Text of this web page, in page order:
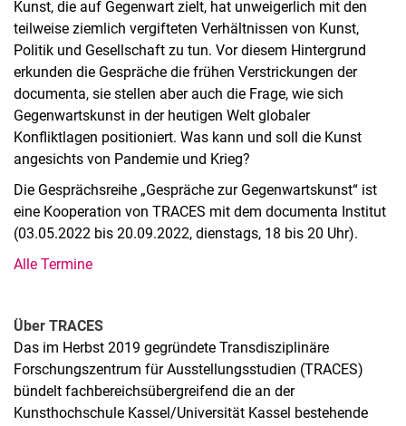
Kunst, die auf Gegenwart zielt, hat unweigerlich mit den
teilweise ziemlich vergifteten Verhältnissen von Kunst,
Politik und Gesellschaft zu tun. Vor diesem Hintergrund
erkunden die Gespräche die frühen Verstrickungen der
documenta, sie stellen aber auch die Frage, wie sich
Gegenwartskunst in der heutigen Welt globaler
Konfliktlagen positioniert. Was kann und soll die Kunst
angesichts von Pandemie und Krieg?
Die Gesprächsreihe „Gespräche zur Gegenwartskunst“ ist
eine Kooperation von TRACES mit dem documenta Institut
(03.05.2022 bis 20.09.2022, dienstags, 18 bis 20 Uhr).
Alle Termine
Über TRACES
Das im Herbst 2019 gegründete Transdisziplinäre
Forschungszentrum für Ausstellungsstudien (TRACES)
bündelt fachbereichsübergreifend die an der
Kunsthochschule Kassel/Universität Kassel bestehende